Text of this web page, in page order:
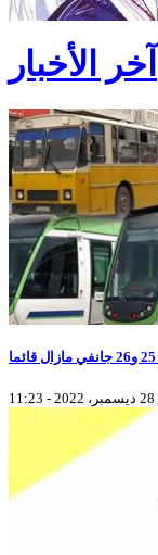
آخر الأخبار